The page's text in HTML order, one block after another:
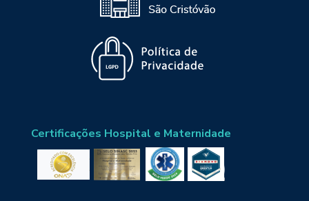
Certificações Hospital e Maternidade